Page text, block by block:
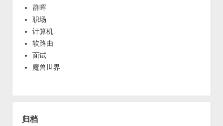
群晖
职场
计算机
软路由
面试
魔兽世界
归档